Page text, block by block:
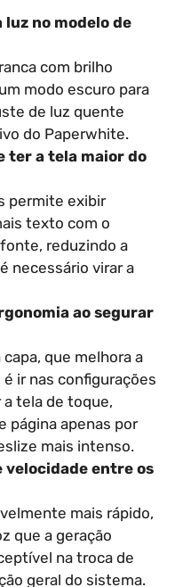
no modelo de
com brilho
modo escuro para
de luz quente
do Paperwhite.
ter a tela maior do
permite exibir
texto com o
reduzindo a
necessário virar a
ao segurar
que melhora a
ir nas configurações
tela de toque,
página apenas por
mais intenso.
velocidade entre os
mais rápido,
que a geração
na troca de
geral do sistema.